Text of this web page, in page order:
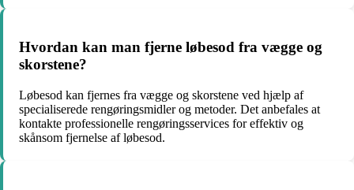
Hvordan kan man fjerne løbesod fra vægge og
skorstene?
Løbesod kan fjernes fra vægge og skorstene ved hjælp af
specialiserede rengøringsmidler og metoder. Det anbefales at
kontakte professionelle rengøringsservices for effektiv og
skånsom fjernelse af løbesod.